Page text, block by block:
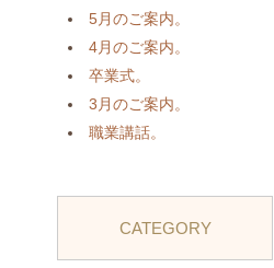
5月のご案内。
4月のご案内。
卒業式。
3月のご案内。
職業講話。
CATEGORY